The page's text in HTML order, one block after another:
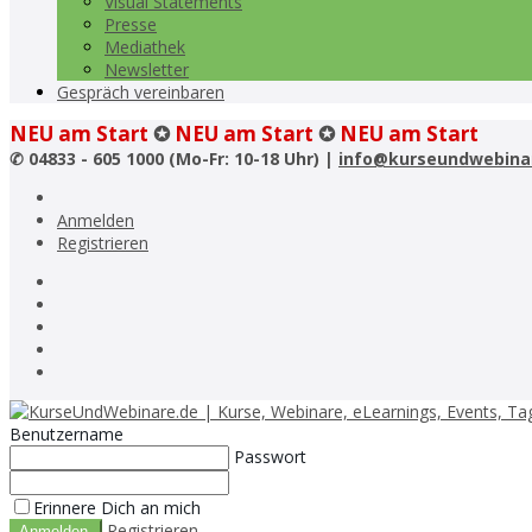
Presse
Mediathek
Newsletter
Gespräch vereinbaren
NEU am Start ✪ NEU am Start ✪ NEU am Start
✆ 04833 - 605 1000 (Mo-Fr: 10-18 Uhr) |
Anmelden
Registrieren
Benutzername
Passwort
Erinnere Dich an mich